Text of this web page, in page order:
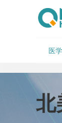
医
北